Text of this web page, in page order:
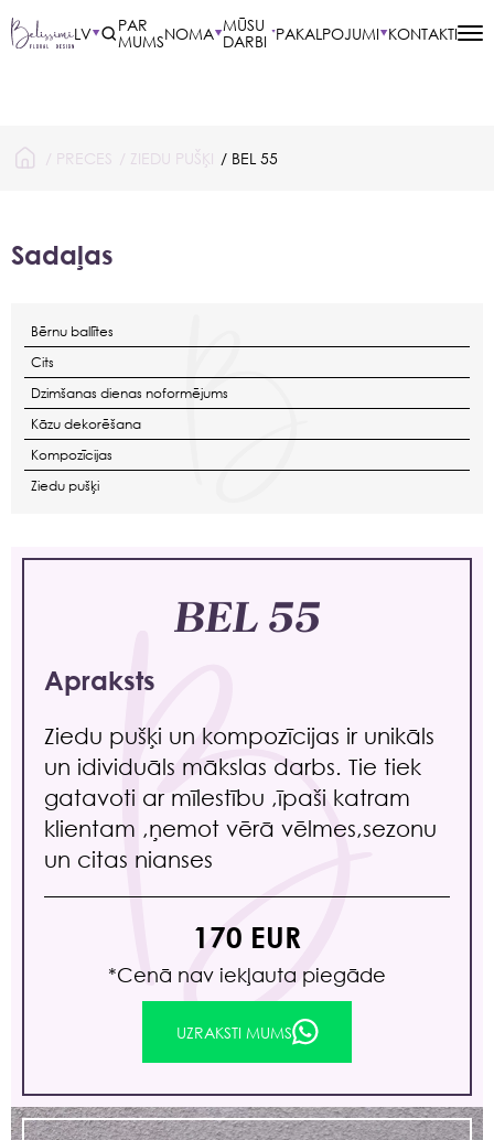
LV
PAR
MUMSNOMA MŪSU
DARBI PAKALPOJUMI KONTAKTI
/ PRECES / ZIEDU PUŠĶI / BEL 55
Sadaļas
Bērnu ballītes
Cits
Dzimšanas dienas noformējums
Kāzu dekorēšana
Kompozīcijas
Ziedu pušķi
BEL 55
Apraksts
Ziedu pušķi un kompozīcijas ir unikāls
un idividuāls mākslas darbs. Tie tiek
gatavoti ar mīlestību ,īpaši katram
klientam ,ņemot vērā vēlmes,sezonu
un citas nianses
170 EUR
*Сenā nav iekļauta piegāde
UZRAKSTI MUMS